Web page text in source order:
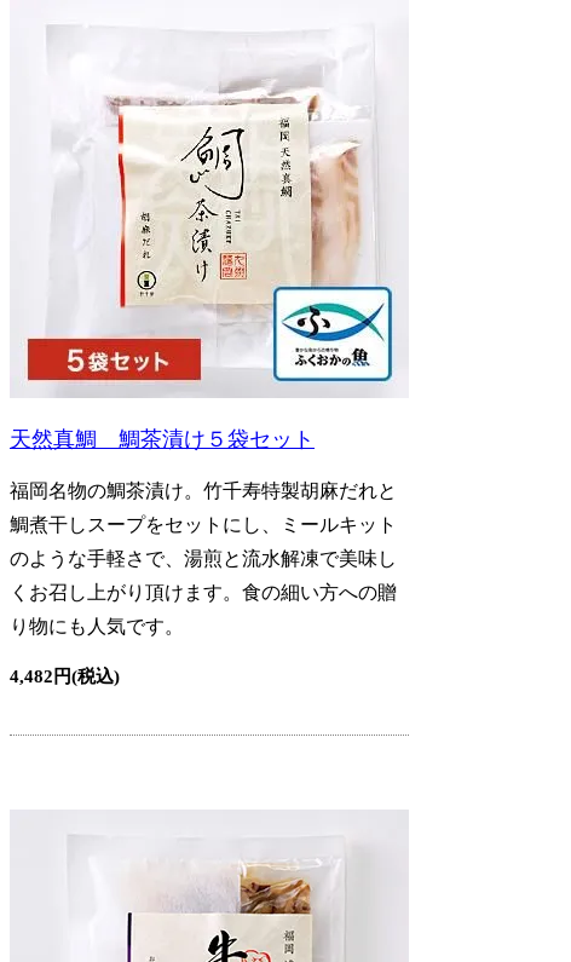
天然真鯛 鯛茶漬け５袋セット
福岡名物の鯛茶漬け。竹千寿特製胡麻だれと
鯛煮干しスープをセットにし、ミールキット
のような手軽さで、湯煎と流水解凍で美味し
くお召し上がり頂けます。食の細い方への贈
り物にも人気です。
4,482円(税込)